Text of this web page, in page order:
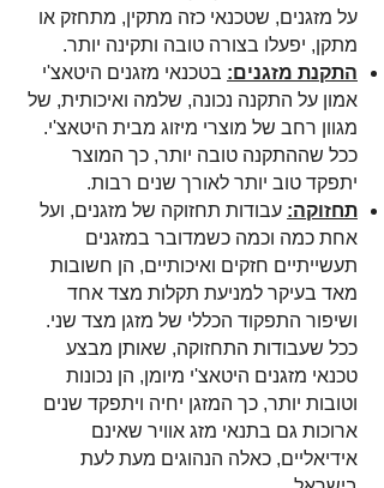
על מזגנים, שטכנאי כזה מתקין, מתחזק או
מתקן, יפעלו בצורה טובה ותקינה יותר.
התקנת מזגנים: בטכנאי מזגנים היטאצ'י
אמון על התקנה נכונה, שלמה ואיכותית, של
מגוון רחב של מוצרי מיזוג מבית היטאצ'י.
ככל שההתקנה טובה יותר, כך המוצר
יתפקד טוב יותר לאורך שנים רבות.
תחזוקה: עבודות תחזוקה של מזגנים, ועל
אחת כמה וכמה כשמדובר במזגנים
תעשייתיים חזקים ואיכותיים, הן חשובות
מאד בעיקר למניעת תקלות מצד אחד
ושיפור התפקוד הכללי של מזגן מצד שני.
ככל שעבודות התחזוקה, שאותן מבצע
טכנאי מזגנים היטאצ'י מיומן, הן נכונות
וטובות יותר, כך המזגן יחיה ויתפקד שנים
ארוכות גם בתנאי מזג אוויר שאינם
אידיאליים, כאלה הנהוגים מעת לעת